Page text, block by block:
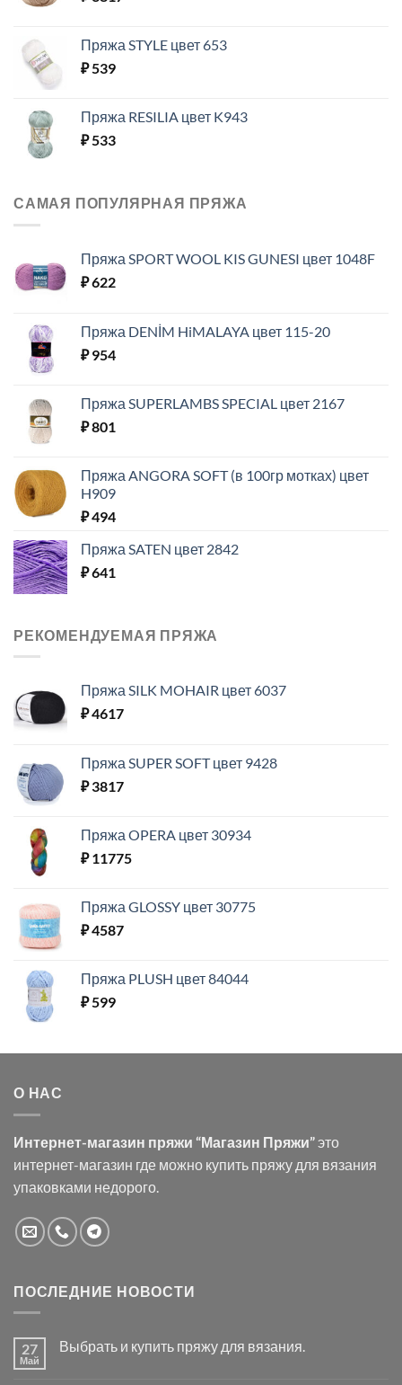
Пряжа STYLE цвет 653
₽539
Пряжа RESILIA цвет K943
₽533
САМАЯ ПОПУЛЯРНАЯ ПРЯЖА
Пряжа SPORT WOOL KIS GUNESI цвет 1048F
₽622
Пряжа DENİM HiMALAYA цвет 115-20
₽954
Пряжа SUPERLAMBS SPECIAL цвет 2167
₽801
Пряжа ANGORA SOFT (в 100гр мотках) цвет
H909
₽494
Пряжа SATEN цвет 2842
₽641
РЕКОМЕНДУЕМАЯ ПРЯЖА
Пряжа SILK MOHAIR цвет 6037
₽4617
Пряжа SUPER SOFT цвет 9428
₽3817
Пряжа OPERA цвет 30934
₽11775
Пряжа GLOSSY цвет 30775
₽4587
Пряжа PLUSH цвет 84044
₽599
О НАС
Интернет-магазин пряжи “Магазин Пряжи”это
интернет-магазин где можно купить пряжу для вязания
упаковками недорого.
ПОСЛЕДНИЕ НОВОСТИ
27
Май
Выбрать и купить пряжу для вязания.